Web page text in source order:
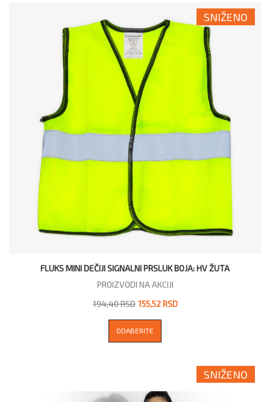
SNIŽENO
FLUKS MINI DEČIJI SIGNALNI PRSLUK BOJA: HV ŽUTA
PROIZVODI NA AKCIJI
194,40 RSD 155,52 RSD
ODABERITE
SNIŽENO